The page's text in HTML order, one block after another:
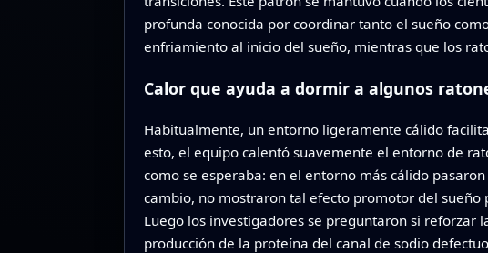
profunda conocida por coordinar tanto el sueño
enfriamiento al inicio del sueño, mientras que los
Calor que ayuda a dormir a algunos
Habitualmente, un entorno ligeramente cálido
esto, el equipo calentó suavemente el entorno de
como se esperaba: en el entorno más cálido
cambio, no mostraron tal efecto promotor del
Luego los investigadores se preguntaron si reforzar
producción de la proteína del canal de sodio